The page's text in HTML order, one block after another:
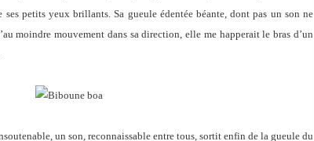
petits yeux brillants. Sa gueule édentée béante, dont pas un son ne
moindre mouvement dans sa direction, elle me happerait le bras d’un
un son, reconnaissable entre tous, sortit enfin de la gueule du